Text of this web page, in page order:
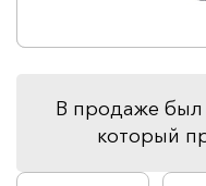
В продаже был
который